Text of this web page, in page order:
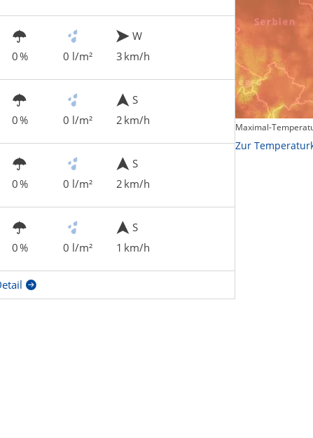
0 % 0 l/m²
W
3 km/h
0 % 0 l/m²
S
2 km/h
0 % 0 l/m²
S
2 km/h
0 % 0 l/m²
S
1 km/h
Maximal-
Zur